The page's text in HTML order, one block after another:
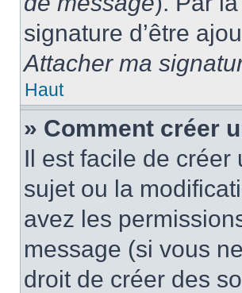
signature d’être
Attacher ma
Haut
» Comment créer
Il est facile de créer
sujet ou la
avez les
message (si vous
droit de créer des